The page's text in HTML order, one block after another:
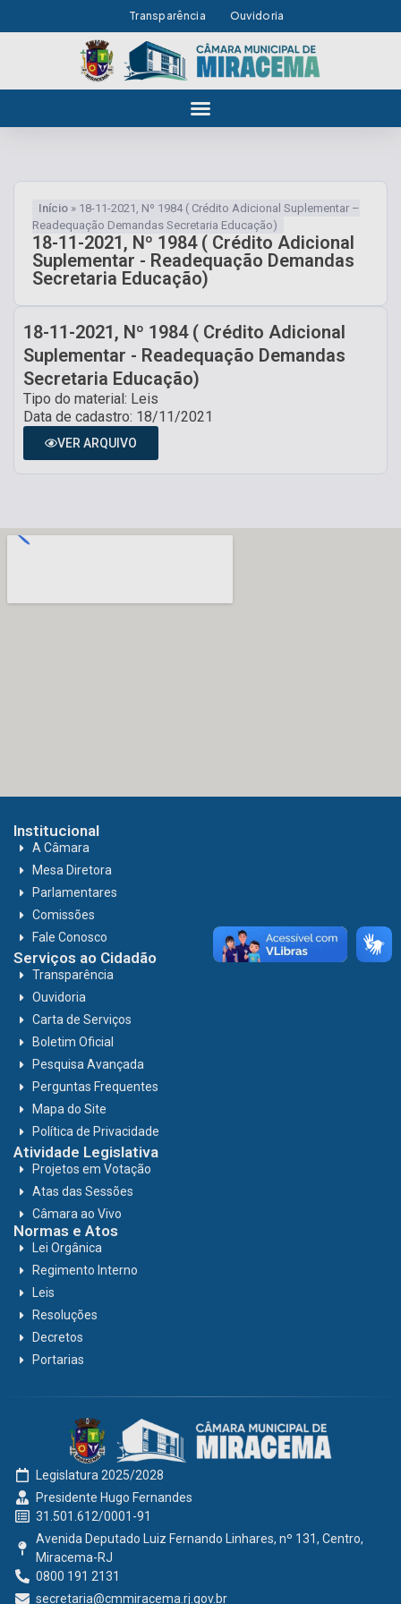
Transparência Ouvidoria
Início » 18-11-2021, Nº 1984 ( Crédito Adicional Suplementar –
Readequação Demandas Secretaria Educação)
18-11-2021, Nº 1984 ( Crédito Adicional
Suplementar - Readequação Demandas
Secretaria Educação)
18-11-2021, Nº 1984 ( Crédito Adicional
Suplementar - Readequação Demandas
Secretaria Educação)
Tipo do material: Leis
Data de cadastro: 18/11/2021
VER ARQUIVO
Institucional
A Câmara
Mesa Diretora
Parlamentares
Comissões
Fale Conosco
Serviços ao Cidadão
Transparência
Ouvidoria
Carta de Serviços
Boletim Oficial
Pesquisa Avançada
Perguntas Frequentes
Mapa do Site
Política de Privacidade
Atividade Legislativa
Projetos em Votação
Atas das Sessões
Câmara ao Vivo
Normas e Atos
Lei Orgânica
Regimento Interno
Leis
Resoluções
Decretos
Portarias
Legislatura 2025/2028
Presidente Hugo Fernandes
31.501.612/0001-91
Avenida Deputado Luiz Fernando Linhares, nº 131, Centro,
Miracema-RJ
0800 191 2131
secretaria@cmmiracema.rj.gov.br